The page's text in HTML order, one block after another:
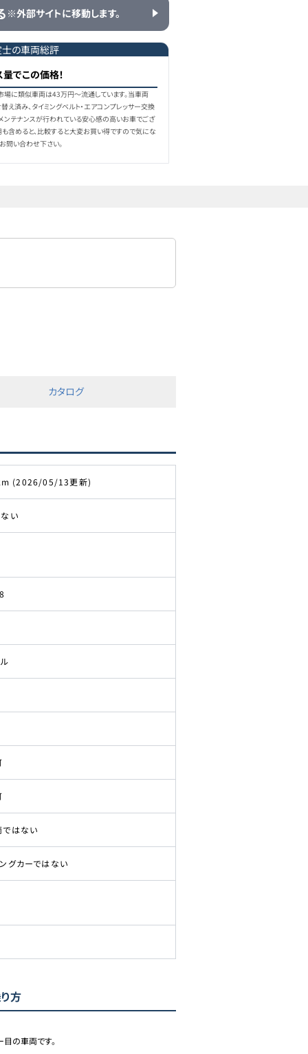
※外部サイトに移動します。
の車両総評
でこの価格！
場に類似車両は43万円〜流通しています。当車両
え済み、タイミングベルト・エアコンプレッサー交換
ンテナンスが行われている安心感の高いお車でござ
含めると、比較すると大変お買い得ですので気にな
問い合わせ下さい。
カタログ
(2026/05/13更新)
い
はない
グカーではない
方
の車両です。